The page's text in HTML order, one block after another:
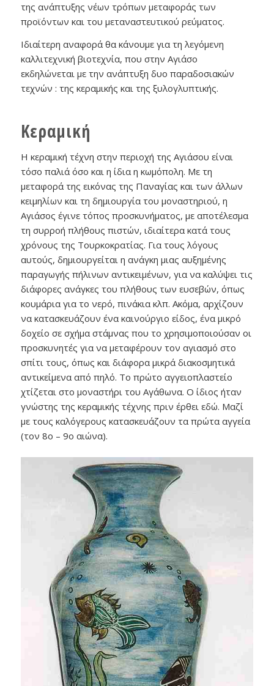
της ανάπτυξης νέων τρόπων μεταφοράς των
προϊόντων και του μεταναστευτικού ρεύματος.
Ιδιαίτερη αναφορά θα κάνουμε για τη λεγόμενη
καλλιτεχνική βιοτεχνία, που στην Αγιάσο
εκδηλώνεται με την ανάπτυξη δυο παραδοσιακών
τεχνών : της κεραμικής και της ξυλογλυπτικής.
Κεραμική
Η κεραμική τέχνη στην περιοχή της Αγιάσου είναι
τόσο παλιά όσο και η ίδια η κωμόπολη. Με τη
μεταφορά της εικόνας της Παναγίας και των άλλων
κειμηλίων και τη δημιουργία του μοναστηριού, η
Αγιάσος έγινε τόπος προσκυνήματος, με αποτέλεσμα
τη συρροή πλήθους πιστών, ιδιαίτερα κατά τους
χρόνους της Τουρκοκρατίας. Για τους λόγους
αυτούς, δημιουργείται η ανάγκη μιας αυξημένης
παραγωγής πήλινων αντικειμένων, για να καλύψει τις
διάφορες ανάγκες του πλήθους των ευσεβών, όπως
κουμάρια για το νερό, πινάκια κλπ. Ακόμα, αρχίζουν
να κατασκευάζουν ένα καινούργιο είδος, ένα μικρό
δοχείο σε σχήμα στάμνας που το χρησιμοποιούσαν οι
προσκυνητές για να μεταφέρουν τον αγιασμό στο
σπίτι τους, όπως και διάφορα μικρά διακοσμητικά
αντικείμενα από πηλό. Το πρώτο αγγειοπλαστείο
χτίζεται στο μοναστήρι του Αγάθωνα. Ο ίδιος ήταν
γνώστης της κεραμικής τέχνης πριν έρθει εδώ. Μαζί
με τους καλόγερους κατασκευάζουν τα πρώτα αγγεία
(τον 8ο – 9ο αιώνα).